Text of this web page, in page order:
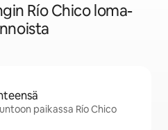
Río Chico loma-
paikassa Río Chico